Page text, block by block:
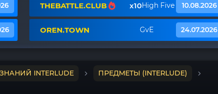
THEBATTLE.CLUB x10High Five 10.08.2026
OREN.TOWN GvE 24.07.2026
INTERLUDE
ПРЕДМЕТЫ (INTERLUDE)